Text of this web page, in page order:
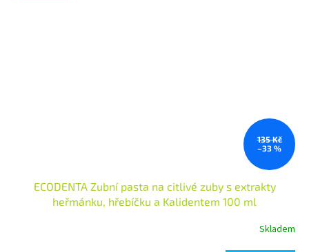
135 Kč
–33 %
ECODENTA Zubní pasta na citlivé zuby s extrakty
heřmánku, hřebíčku a Kalidentem 100 ml
Skladem